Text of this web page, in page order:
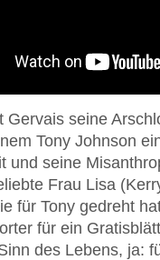
Gervais seine
Tony Johnson
und seine
Frau Lisa
für Tony gedreht
für ein
des Lebens, ja: